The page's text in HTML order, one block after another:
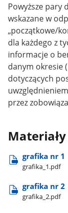
Powyższe pary
wskazane w
„początkowe/
dla każdego z
informacje o
danym okresie
dotyczących
przez
Materiały
grafika nr 1
grafika​_1.pdf
grafika nr 2
grafika​_2.pdf